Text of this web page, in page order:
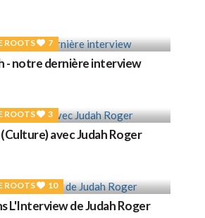
ROOTS 7
- notre dernière interview
ROOTS 3
avec Judah Roger
ROOTS 10
L'Interview de Judah Roger